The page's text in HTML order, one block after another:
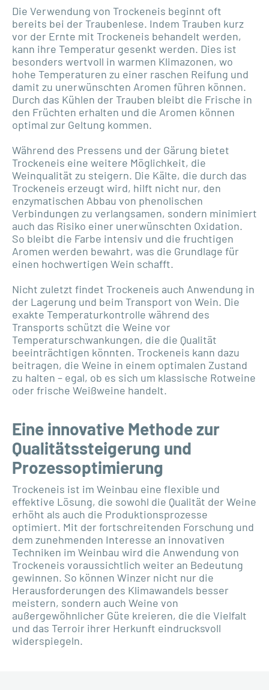
Die Verwendung von Trockeneis beginnt oft
bereits bei der Traubenlese. Indem Trauben kurz
vor der Ernte mit Trockeneis behandelt werden,
kann ihre Temperatur gesenkt werden. Dies ist
besonders wertvoll in warmen Klimazonen, wo
hohe Temperaturen zu einer raschen Reifung und
damit zu unerwünschten Aromen führen können.
Durch das Kühlen der Trauben bleibt die Frische in
den Früchten erhalten und die Aromen können
optimal zur Geltung kommen.
Während des Pressens und der Gärung bietet
Trockeneis eine weitere Möglichkeit, die
Weinqualität zu steigern. Die Kälte, die durch das
Trockeneis erzeugt wird, hilft nicht nur, den
enzymatischen Abbau von phenolischen
Verbindungen zu verlangsamen, sondern minimiert
auch das Risiko einer unerwünschten Oxidation.
So bleibt die Farbe intensiv und die fruchtigen
Aromen werden bewahrt, was die Grundlage für
einen hochwertigen Wein schafft.
Nicht zuletzt findet Trockeneis auch Anwendung in
der Lagerung und beim Transport von Wein. Die
exakte Temperaturkontrolle während des
Transports schützt die Weine vor
Temperaturschwankungen, die die Qualität
beeinträchtigen könnten. Trockeneis kann dazu
beitragen, die Weine in einem optimalen Zustand
zu halten – egal, ob es sich um klassische Rotweine
oder frische Weißweine handelt.
Eine innovative Methode zur
Qualitätssteigerung und
Prozessoptimierung
Trockeneis ist im Weinbau eine flexible und
effektive Lösung, die sowohl die Qualität der Weine
erhöht als auch die Produktionsprozesse
optimiert. Mit der fortschreitenden Forschung und
dem zunehmenden Interesse an innovativen
Techniken im Weinbau wird die Anwendung von
Trockeneis voraussichtlich weiter an Bedeutung
gewinnen. So können Winzer nicht nur die
Herausforderungen des Klimawandels besser
meistern, sondern auch Weine von
außergewöhnlicher Güte kreieren, die die Vielfalt
und das Terroir ihrer Herkunft eindrucksvoll
widerspiegeln.